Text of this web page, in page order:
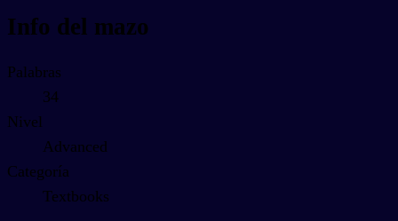
Info del mazo
Palabras
34
Nivel
Advanced
Categoría
Textbooks